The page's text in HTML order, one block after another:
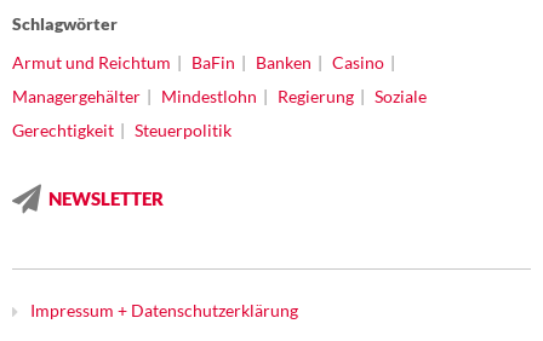
Schlagwörter
Armut und Reichtum
BaFin Banken
Casino
Managergehälter
Mindestlohn Regierung
Soziale
Gerechtigkeit
Steuerpolitik
NEWSLETTER
Impressum + Datenschutzerklärung